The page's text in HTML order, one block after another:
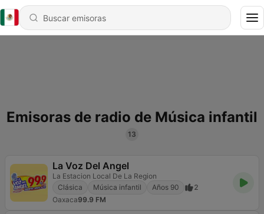
Emisoras de radio de Música infantil
13
La Voz Del Angel
La Estacion Local De La Region
Clásica
Música infantil Años 90
2
Oaxaca99.9 FM